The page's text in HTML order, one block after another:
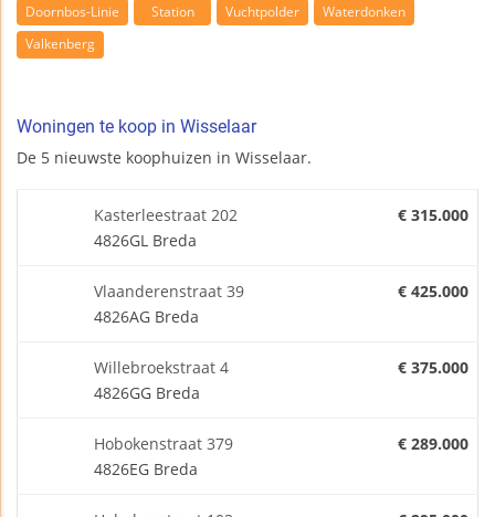
Doornbos-Linie
Station Vuchtpolder
Waterdonken
Valkenberg
Woningen te koop in Wisselaar
De 5 nieuwste koophuizen in Wisselaar.
Kasterleestraat 202
4826GL Breda
€ 315.000
Vlaanderenstraat 39
4826AG Breda
€ 425.000
Willebroekstraat 4
4826GG Breda
€ 375.000
Hobokenstraat 379
4826EG Breda
€ 289.000